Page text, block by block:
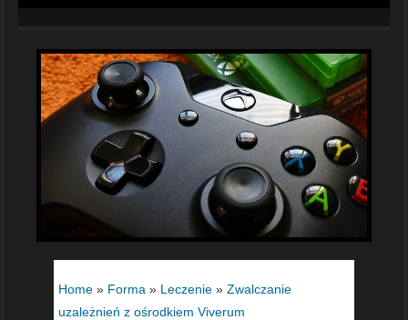
Home » Forma » Leczenie » Zwalczanie
uzależnień z ośrodkiem Viverum